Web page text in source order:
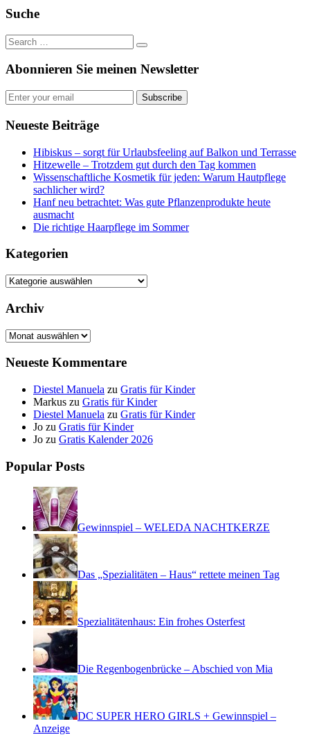
Suche
Abonnieren Sie meinen Newsletter
Subscribe
Neueste Beiträge
Hibiskus – sorgt für Urlaubsfeeling auf Balkon und Terrasse
Hitzewelle – Trotzdem gut durch den Tag kommen
Wissenschaftliche Kosmetik für jeden: Warum Hautpflege
sachlicher wird?
Hanf neu betrachtet: Was gute Pflanzenprodukte heute
ausmacht
Die richtige Haarpflege im Sommer
Kategorien
Kategorien
Archiv
Archiv
Neueste Kommentare
Diestel Manuela zu Gratis für Kinder
Markus zu Gratis für Kinder
Diestel Manuela zu Gratis für Kinder
Jo zu Gratis für Kinder
Jo zu Gratis Kalender 2026
Popular Posts
Gewinnspiel – WELEDA NACHTKERZE
Das „Spezialitäten – Haus“ rettete meinen Tag
Spezialitätenhaus: Ein frohes Osterfest
Die Regenbogenbrücke – Abschied von Mia
DC SUPER HERO GIRLS + Gewinnspiel –
Anzeige